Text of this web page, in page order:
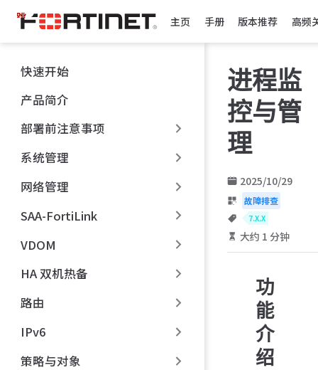
跳
至
主
內
容
主页 手册 版本推荐 高频
快速开始
产品简介
部署前注意事项
系统管理
网络管理
SAA-FortiLink
VDOM
HA 双机热备
路由
IPv6
策略与对象
进程监
控与管
理
2025/10/29
故障排查
7.X.X
大约 1 分钟
功
能
介
绍